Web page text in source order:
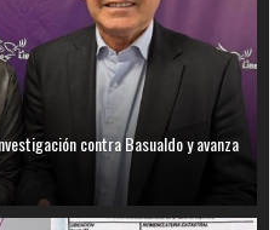
contra Basualdo y avanza